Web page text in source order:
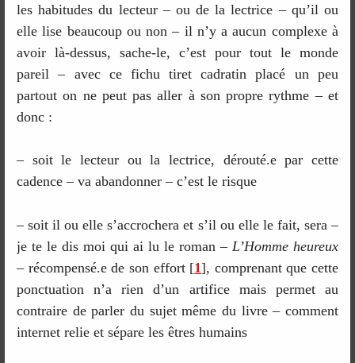
les habitudes du lecteur – ou de la lectrice – qu’il ou
elle lise beaucoup ou non – il n’y a aucun complexe à
avoir là-dessus, sache-le, c’est pour tout le monde
pareil – avec ce fichu tiret cadratin placé un peu
partout on ne peut pas aller à son propre rythme – et
donc :
– soit le lecteur ou la lectrice, dérouté.e par cette
cadence – va abandonner – c’est le risque
– soit il ou elle s’accrochera et s’il ou elle le fait, sera –
je te le dis moi qui ai lu le roman – L’Homme heureux
– récompensé.e de son effort[1], comprenant que cette
ponctuation n’a rien d’un artifice mais permet au
contraire de parler du sujet même du livre – comment
internet relie et sépare les êtres humains